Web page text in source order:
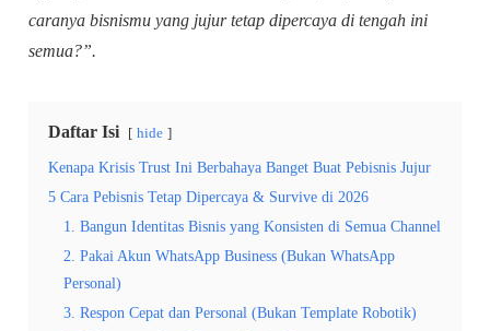
caranya bisnismu yang jujur tetap dipercaya di tengah ini
semua?”.
Daftar Isi hide
Kenapa Krisis Trust Ini Berbahaya Banget Buat Pebisnis Jujur
5 Cara Pebisnis Tetap Dipercaya & Survive di 2026
1. Bangun Identitas Bisnis yang Konsisten di Semua Channel
2. Pakai Akun WhatsApp Business (Bukan WhatsApp
Personal)
3. Respon Cepat dan Personal (Bukan Template Robotik)